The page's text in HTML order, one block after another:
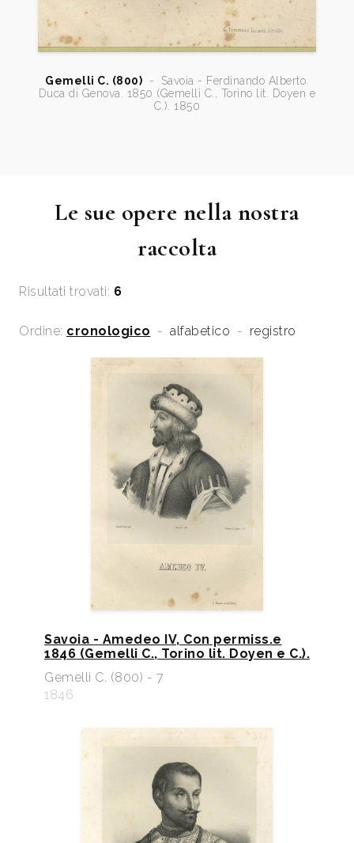
Gemelli C. (800) -
Savoia - Ferdinando Alberto.
Duca di Genova. 1850 (Gemelli C., Torino lit. Doyen e
C.). 1850
Le sue opere nella nostra
raccolta
Risultati trovati: 6
Ordine: cronologico - alfabetico - registro
Savoia - Amedeo IV, Con permiss.e
1846 (Gemelli C., Torino lit. Doyen e C.).
Gemelli C. (800) - 7
1846